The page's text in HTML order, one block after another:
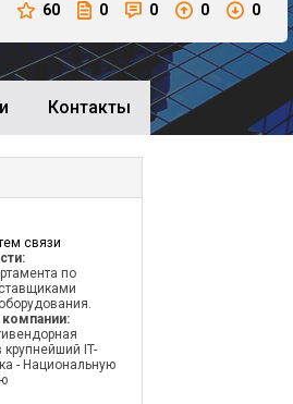
60 0 0 0 0
Контакты
связи
по
крупнейший IT-
- Национальную